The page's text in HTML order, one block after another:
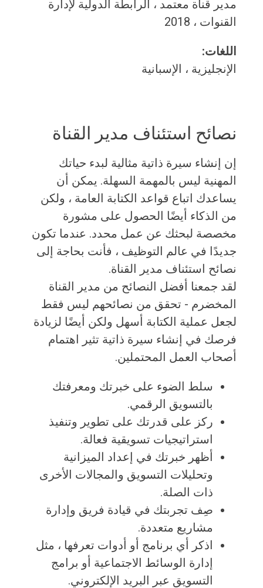
مدير قناة معتمد ، الرابطة الدولية لإدارة
القنوات ، 2018
اللغات:
الإنجليزية ، الإسبانية
نصائح استئناف مدير القناة
إن إنشاء سيرة ذاتية مثالية لبدء حياتك
المهنية ليس بالمهمة السهلة. يمكن أن
يساعدك اتباع قواعد الكتابة العامة ، ولكن
من الذكاء أيضًا الحصول على مشورة
مخصصة لبحثك عن عمل محدد. عندما تكون
جديدًا في عالم التوظيف ، فأنت بحاجة إلى
نصائح استئناف مدير القناة.
لقد جمعنا أفضل النصائح من مدير القناة
المخضرم - تحقق من نصائحهم ليس فقط
لجعل عملية الكتابة أسهل ولكن أيضًا لزيادة
فرصك في إنشاء سيرة ذاتية تثير اهتمام
أصحاب العمل المحتملين.
سلط الضوء على خبرتك ومعرفتك
بالتسويق الرقمي.
ركز على قدرتك على تطوير وتنفيذ
استراتيجيات تسويقية فعالة.
أظهر خبرتك في إعداد الميزانية
وتحليلات التسويق والمجالات الأخرى
ذات الصلة.
صِف تجربتك في قيادة فريق وإدارة
مشاريع متعددة.
اذكر أي برنامج أو أدوات تعرفها ، مثل
إدارة الوسائط الاجتماعية أو برامج
التسويق عبر البريد الإلكتروني.